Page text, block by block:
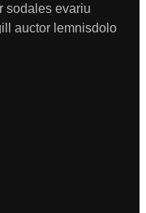
sodales evariu
auctor lemnisdolo